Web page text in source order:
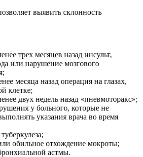
выявить склонность
трех месяцев назад инсульт,
или нарушение мозгового
месяца назад операция на глазах,
клетке;
двух недель назад «пневмоторакс»;
у больного, которые не
указания врача во время
обильное отхождение мокроты;
астмы.